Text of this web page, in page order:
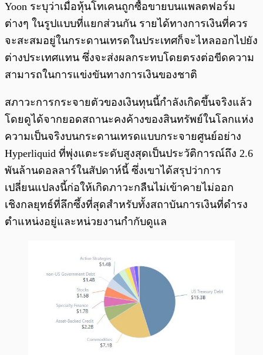
Yoon ระบุว่าเมื่อหุ้นโทเคนถูกซื้อขายบนแพลตฟอร์ม
ต่างๆ ในรูปแบบที่แยกส่วนกัน รายได้ทางการเงินที่ควร
จะสะสมอยู่ในกระดานเทรดในประเทศก็จะไหลออกไปยัง
ต่างประเทศแทน ซึ่งจะส่งผลกระทบโดยตรงต่อขีดความ
สามารถในการแข่งขันทางการเงินของชาติ
สภาวะการกระจายตัวของเงินทุนนี้กำลังเกิดขึ้นจริงแล้ว
โดยดูได้จากยอดสถานะคงค้างของสินทรัพย์ในโลกแห่ง
ความเป็นจริงบนกระดานเทรดแบบกระจายศูนย์อย่าง
Hyperliquid ที่พุ่งแตะระดับสูงสุดเป็นประวัติการณ์ถึง 2.6
พันล้านดอลลาร์ในสัปดาห์นี้ ซึ่งเขาได้สรุปว่าการ
เปลี่ยนแปลงนี้ก่อให้เกิดภาวะกลืนไม่เข้าคายไม่ออก
เชิงกลยุทธ์ที่ลึกซึ้งที่สุดสำหรับทั้งสถาบันการเงินที่ดำรง
ตำแหน่งอยู่และหน่วยงานกำกับดูแล